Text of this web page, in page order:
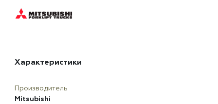
Характеристики
Производитель
Mitsubishi